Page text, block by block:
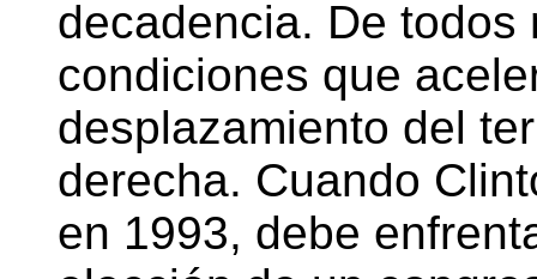
decadencia. De
condiciones que
desplazamiento del
derecha. Cuando
en 1993, debe